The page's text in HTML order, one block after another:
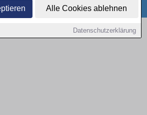
Alle Cookies ablehnen
Datenschutzerklärung
Datenschutz Cookies
Infosysteme GmbH | Content by: 1a-sites-autos